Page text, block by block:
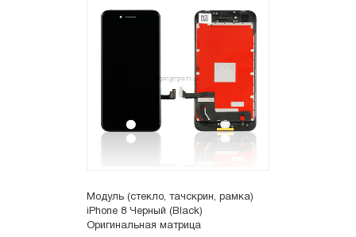
Модуль (стекло, тачскрин, рамка)
iPhone 8 Черный (Black)
Оригинальная матрица